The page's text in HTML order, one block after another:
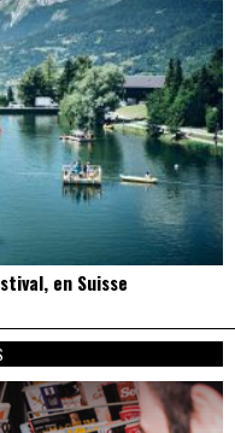
en Suisse